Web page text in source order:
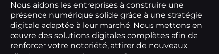
Nous aidons les entreprises à construire une
présence numérique solide grâce à une stratégie
digitale adaptée à leur marché. Nous mettons en
œuvre des solutions digitales complètes afin de
renforcer votre notoriété, attirer de nouveaux